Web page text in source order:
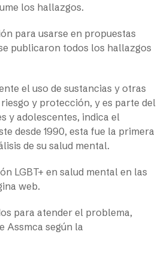
los hallazgos.
para usarse en propuestas
publicaron todos los hallazgos
el uso de sustancias y otras
y protección, y es parte del
y adolescentes, indica el
desde 1990, esta fue la primera
de su salud mental.
LGBT+ en salud mental en las
web.
para atender el problema,
Assmca según la